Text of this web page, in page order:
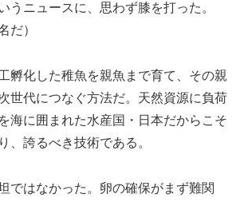
うニュースに、思わず膝を打った。
だ）
孵化した稚魚を親魚まで育て、その親
世代につなぐ方法だ。天然資源に負荷
海に囲まれた水産国・日本だからこそ
、誇るべき技術である。
ではなかった。卵の確保がまず難関